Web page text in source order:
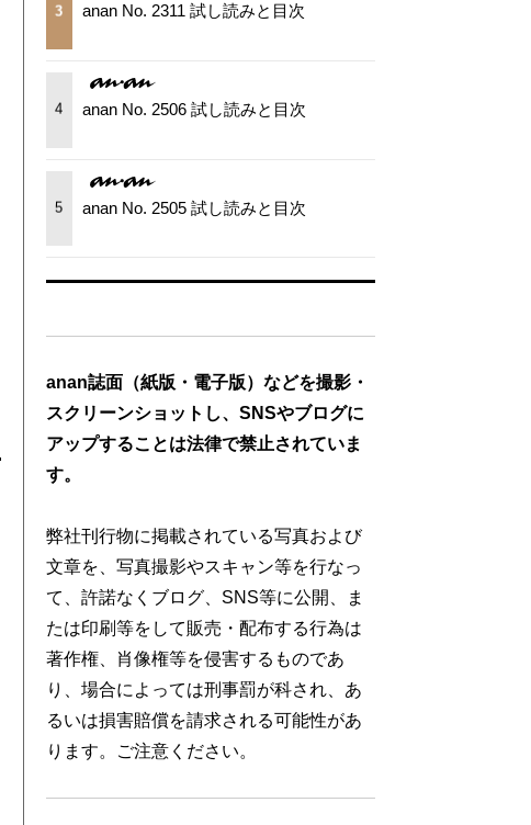
3 anan No. 2311 試し読みと目次
4 anan No. 2506 試し読みと目次
5 anan No. 2505 試し読みと目次
anan誌面（紙版・電子版）などを撮影・
スクリーンショットし、SNSやブログに
アップすることは法律で禁止されていま
す。
弊社刊行物に掲載されている写真および
文章を、写真撮影やスキャン等を行なっ
て、許諾なくブログ、SNS等に公開、ま
たは印刷等をして販売・配布する行為は
著作権、肖像権等を侵害するものであ
り、場合によっては刑事罰が科され、あ
るいは損害賠償を請求される可能性があ
ります。ご注意ください。